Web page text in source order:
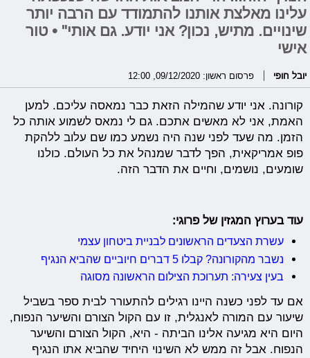
עלינו מאלצת אותנו להתמודד עם הרבה יותר
שינויים. מתיש, נכון? אני יודע. גם אותי" • טור
אישי
יובל חופי פרסום ראשון: 09/12/2020, 12:00
קורונה. אני יודע שהמילה הזאת כבר נמאסה עליכם. למען
האמת, אני לא מאשים אתכם. גם לי נמאס לשמוע אותה כל
הזמן. מה שעד לפני שנה היה נשמע כמו שם עלוב ללהקת
פופ אמריקאית, הפך לדבר שמנהל את כל העולם. כולנו
שומעים, נושמים, וחיים את הדבר הזה.
עוד בערוץ המגזין של פרוגי:
עשרת הצעדים הראשונים לבניית ביטחון עצמי
נשבר מהקורונה? קבלו 5 דברים חיוביים שהביא הנגיף
בעין צעירה: תערוכת הצילום הראשונה מסוגה
אם עד לפני כשנה היינו רגילים להתעורר לבית ספר בשביל
שיעור עם המורה לאנגלית, זו עם הקול הצורם והשיער הנפוח,
היום היא מגיעה אלינו הביתה - היא, הקול הצורם והשיער
הנפוח. אבל זה ממש לא השינוי היחיד שהביא אתו הנגיף